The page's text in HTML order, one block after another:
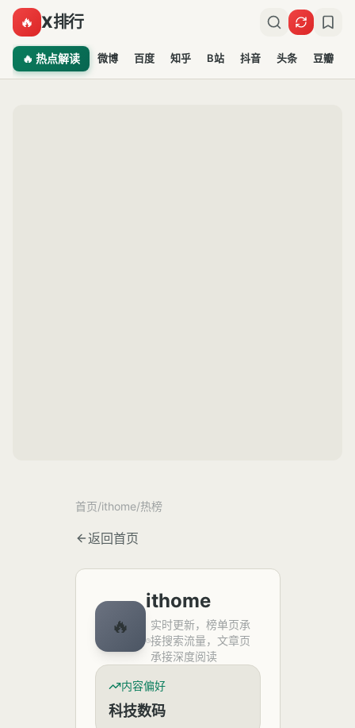
🔥 X排行
🔥 热点解读 微博 百度 知乎 B站 抖音 头条 豆瓣
首页/ithome/热榜
返回首页
🔥
ithome
实时更新，榜单页承
接搜索流量，文章页
承接深度阅读
内容偏好
科技数码